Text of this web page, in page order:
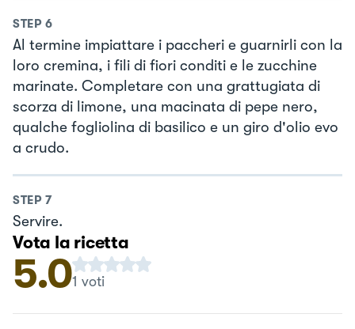
STEP 6
Al termine impiattare i paccheri e guarnirli con la
loro cremina, i fili di fiori conditi e le zucchine
marinate. Completare con una grattugiata di
scorza di limone, una macinata di pepe nero,
qualche fogliolina di basilico e un giro d'olio evo
a crudo.
STEP 7
Servire.
Vota la ricetta
5.01 voti